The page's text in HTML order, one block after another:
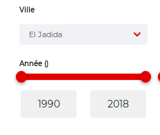
Ville
El Jadida
Année ()